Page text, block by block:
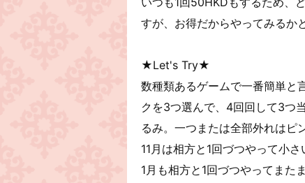
すが、お得だからやってみるか
★Let's Try★
数種類あるゲームで一番簡単と
クを3つ選んで、4回回して3つ
るみ。一つまたは全部外れはピン
11月は相方と1回づつやって小
1月も相方と1回づつやってまた